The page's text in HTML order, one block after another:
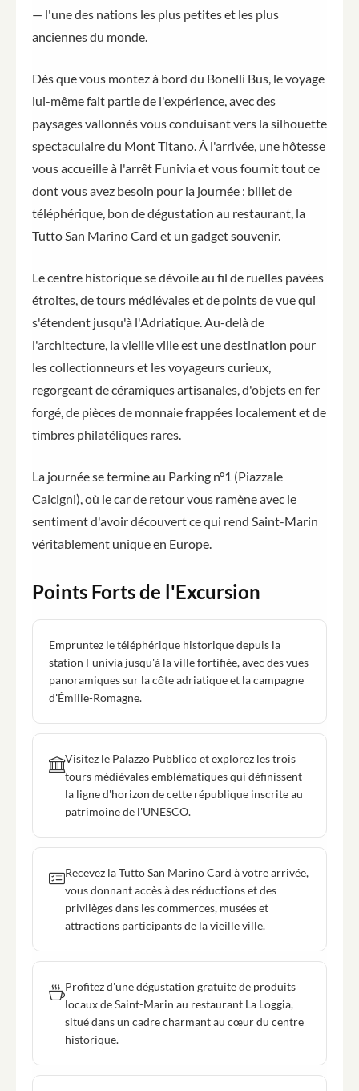
— l'une des nations les plus petites et les plus
anciennes du monde.
Dès que vous montez à bord du Bonelli Bus, le voyage
lui-même fait partie de l'expérience, avec des
paysages vallonnés vous conduisant vers la silhouette
spectaculaire du Mont Titano. À l'arrivée, une hôtesse
vous accueille à l'arrêt Funivia et vous fournit tout ce
dont vous avez besoin pour la journée : billet de
téléphérique, bon de dégustation au restaurant, la
Tutto San Marino Card et un gadget souvenir.
Le centre historique se dévoile au fil de ruelles pavées
étroites, de tours médiévales et de points de vue qui
s'étendent jusqu'à l'Adriatique. Au-delà de
l'architecture, la vieille ville est une destination pour
les collectionneurs et les voyageurs curieux,
regorgeant de céramiques artisanales, d'objets en fer
forgé, de pièces de monnaie frappées localement et de
timbres philatéliques rares.
La journée se termine au Parking n°1 (Piazzale
Calcigni), où le car de retour vous ramène avec le
sentiment d'avoir découvert ce qui rend Saint-Marin
véritablement unique en Europe.
Points Forts de l'Excursion
Empruntez le téléphérique historique depuis la
station Funivia jusqu'à la ville fortifiée, avec des vues
panoramiques sur la côte adriatique et la campagne
d'Émilie-Romagne.
Visitez le Palazzo Pubblico et explorez les trois
tours médiévales emblématiques qui définissent
la ligne d'horizon de cette république inscrite au
patrimoine de l'UNESCO.
Recevez la Tutto San Marino Card à votre arrivée,
vous donnant accès à des réductions et des
privilèges dans les commerces, musées et
attractions participants de la vieille ville.
Profitez d'une dégustation gratuite de produits
locaux de Saint-Marin au restaurant La Loggia,
situé dans un cadre charmant au cœur du centre
historique.